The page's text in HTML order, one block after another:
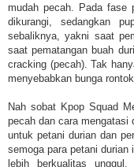
mudah pecah. Pada fase
dikurangi, sedangkan
sebaliknya, yakni saat
saat pematangan buah
cracking (pecah). Tak
menyebabkan bunga
Nah sobat Kpop Squad
pecah dan cara mengatasi
untuk petani durian dan
semoga para petani
lebih berkualitas